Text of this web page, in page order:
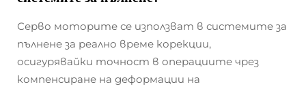
Серво моторите се използват в системите за
пълнене за реално време корекции,
осигурявайки точност в операциите чрез
компенсиране на деформации на